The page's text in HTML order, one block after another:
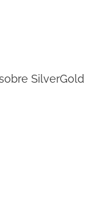
SilverGold